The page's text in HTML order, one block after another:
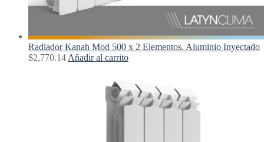
Radiador Kanah Mod 500 x 2 Elementos. Aluminio Inyectado
$2,770.14 Añadir al carrito